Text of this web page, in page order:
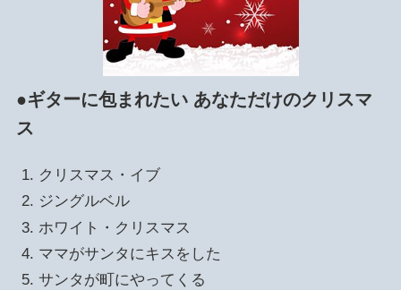
●ギターに包まれたい あなただけのクリスマ
ス
クリスマス・イブ
ジングルベル
ホワイト・クリスマス
ママがサンタにキスをした
サンタが町にやってくる